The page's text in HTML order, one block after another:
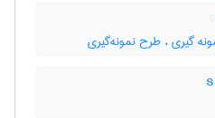
گیری ، طرح نمونه‌گیری